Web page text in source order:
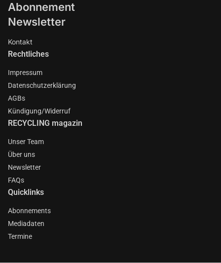
Abonnement
Newsletter
Kontakt
Rechtliches
Impressum
Datenschutzerklärung
AGBs
Kündigung/Widerruf
RECYCLING magazin
Unser Team
Über uns
Newsletter
FAQs
Quicklinks
Abonnements
Mediadaten
Termine